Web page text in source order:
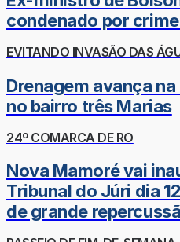
condenado por
EVITANDO INVASÃO DAS
Drenagem avança
no bairro três Marias
24º COMARCA DE RO
Nova Mamoré vai
Tribunal do Júri dia
de grande